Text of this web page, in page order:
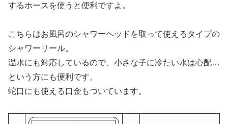
するホースを使うと便利ですよ。
こちらはお風呂のシャワーヘッドを取って使えるタイプの
シャワーリール。
温水にも対応しているので、小さな子に冷たい水は心配…
という方にも便利です。
蛇口にも使える口金もついています。